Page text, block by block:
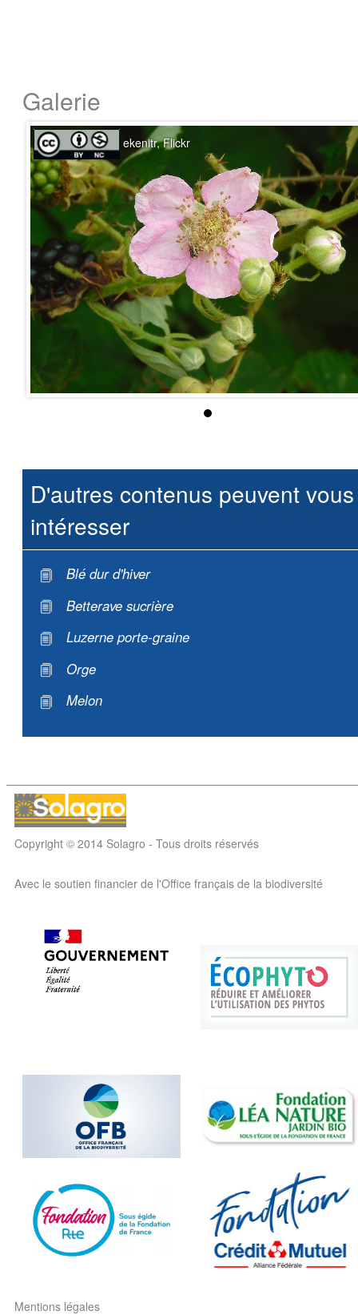
Galerie
ekenitr, Flickr
D'autres contenus peuvent vous
intéresser
Blé dur d'hiver
Betterave sucrière
Luzerne porte-graine
Orge
Melon
Copyright © 2014 Solagro - Tous droits réservés
Avec le soutien financier de l'Office français de la biodiversité
Mentions légales